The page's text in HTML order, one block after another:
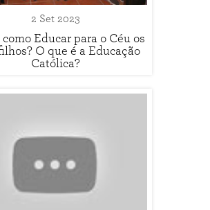
2 Set 2023
Educar para o Céu os
O que é a Educação
Católica?